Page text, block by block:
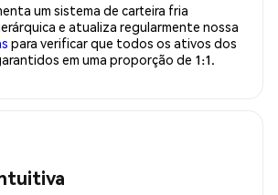
um sistema de carteira fria
e atualiza regularmente nossa
para verificar que todos os ativos dos
em uma proporção de 1:1.